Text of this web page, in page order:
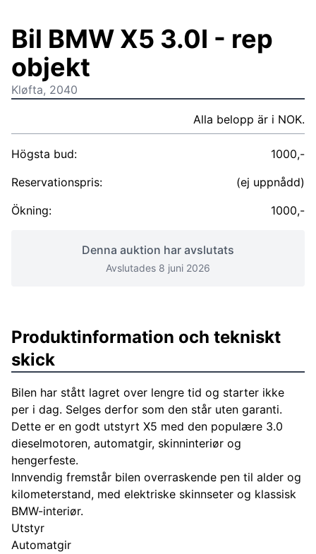
Bil BMW X5 3.0I - rep
objekt
Kløfta, 2040
Alla belopp är i NOK.
Högsta bud:
1000,-
Reservationspris:
(ej uppnådd)
Ökning:
1000,-
Denna auktion har avslutats
Avslutades 8 juni 2026
Produktinformation och tekniskt
skick
Bilen har stått lagret over lengre tid og starter ikke
per i dag. Selges derfor som den står uten garanti.
Dette er en godt utstyrt X5 med den populære 3.0
dieselmotoren, automatgir, skinninteriør og
hengerfeste.
Innvendig fremstår bilen overraskende pen til alder og
kilometerstand, med elektriske skinnseter og klassisk
BMW-interiør.
Utstyr
Automatgir